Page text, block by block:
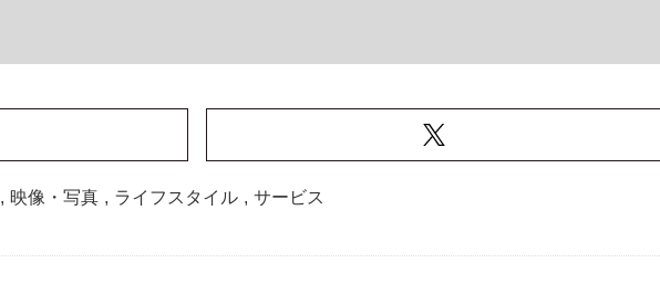
, 映像・写真 , ライフスタイル , サービス